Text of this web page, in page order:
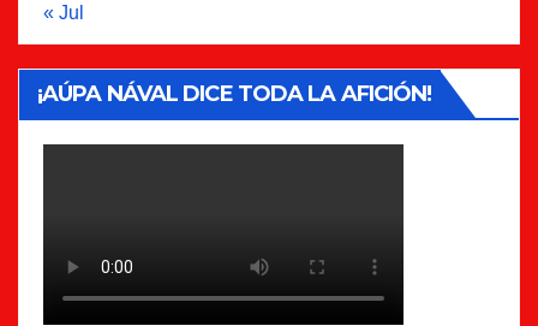
« Jul
¡AÚPA NÁVAL DICE TODA LA AFICIÓN!